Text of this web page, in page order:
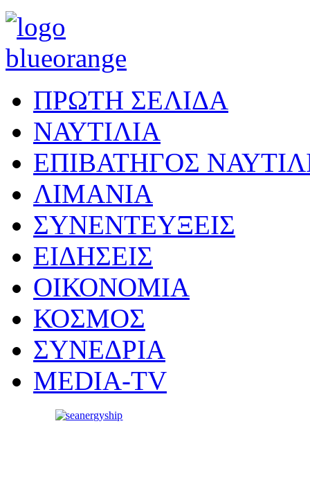
ΠΡΩΤΗ ΣΕΛΙΔΑ
ΝΑΥΤΙΛΙΑ
ΕΠΙΒΑΤΗΓΟΣ
ΛΙΜΑΝΙΑ
ΣΥΝΕΝΤΕΥΞΕΙΣ
ΕΙΔΗΣΕΙΣ
ΟΙΚΟΝΟΜΙΑ
ΚΟΣΜΟΣ
ΣΥΝΕΔΡΙΑ
MEDIA-TV